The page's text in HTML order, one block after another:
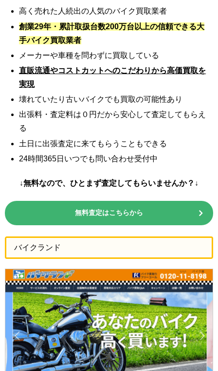
高く売れた人続出の人気のバイク買取業者
創業29年・累計取扱台数200万台以上の信頼できる大
手バイク買取業者
メーカーや車種を問わずに買取している
直販流通やコストカットへのこだわりから高価買取を
実現
壊れていたり古いバイクでも買取の可能性あり
出張料・査定料は０円だから安心して査定してもらえ
る
土日に出張査定に来てもらうこともできる
24時間365日いつでも問い合わせ受付中
↓無料なので、ひとまず査定してもらいませんか？↓
無料査定はこちらから
バイクランド